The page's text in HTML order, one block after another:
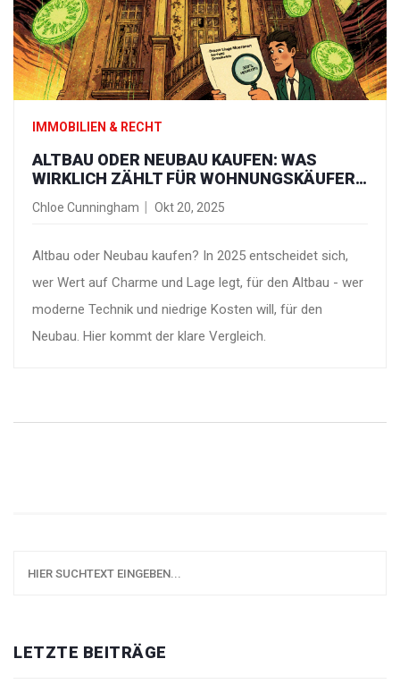
IMMOBILIEN & RECHT
ALTBAU ODER NEUBAU KAUFEN: WAS
WIRKLICH ZÄHLT FÜR WOHNUNGSKÄUFER
Chloe Cunningham Okt 20, 2025
Altbau oder Neubau kaufen? In 2025 entscheidet sich,
wer Wert auf Charme und Lage legt, für den Altbau - wer
moderne Technik und niedrige Kosten will, für den
Neubau. Hier kommt der klare Vergleich.
LETZTE BEITRÄGE